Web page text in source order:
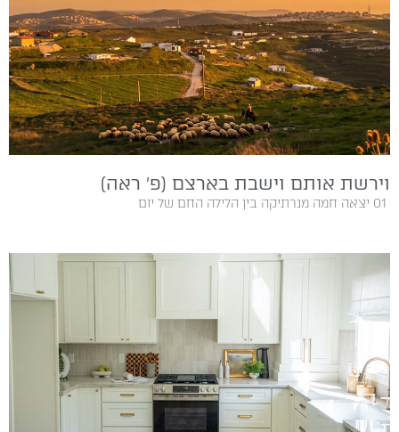
וירשת אותם וישבת בארצם (פ׳ ראה)
01‭ ‬ יצאה חמה מנרתיקה בין‭ ‬הלילה‭ ‬החם‭ ‬של‭ ‬יום‭